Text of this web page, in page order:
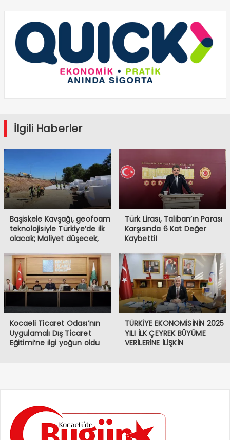
İlgili Haberler
Başiskele Kavşağı, geofoam
teknolojisiyle Türkiye’de ilk
olacak; Maliyet düşecek,
Türk Lirası, Taliban’ın Parası
Karşısında 6 Kat Değer
Kaybetti!
Kocaeli Ticaret Odası’nın
Uygulamalı Dış Ticaret
Eğitimi’ne ilgi yoğun oldu
TÜRKİYE EKONOMİSİNİN 2025
YILI İLK ÇEYREK BÜYÜME
VERİLERİNE İLİŞKİN